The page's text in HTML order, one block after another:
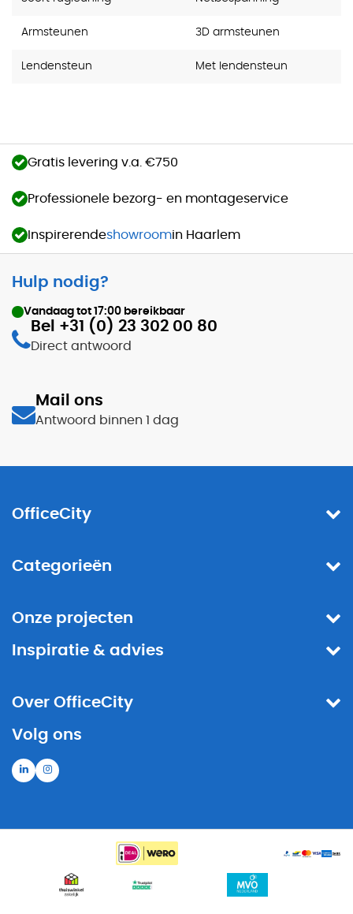
Armsteunen 3D armsteunen
Lendensteun Met lendensteun
Gratis levering v.a. €750
Professionele bezorg- en montageservice
Inspirerendeshowroomin Haarlem
Hulp nodig?
Vandaag tot 17:00 bereikbaar
Bel +31 (0) 23 302 00 80
Direct antwoord
Mail ons
Antwoord binnen 1 dag
OfficeCity
Categorieën
Onze projecten
Inspiratie & advies
Over OfficeCity
Volg ons